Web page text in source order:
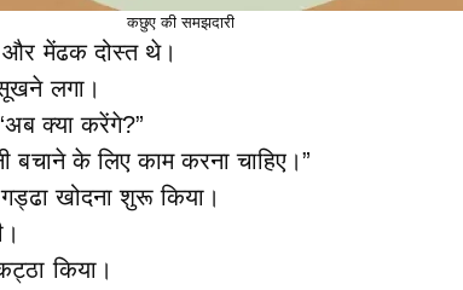
कछुए की समझदारी
मेंढक दोस्त थे।
सूखने लगा।
क्या करेंगे?”
बचाने के लिए काम करना चाहिए।”
खोदना शुरू किया।
किया।